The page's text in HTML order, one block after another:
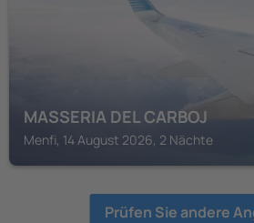
MASSERIA DEL CARBOJ
Menfi, 14 August 2026, 2 Nächte
Prüfen Sie andere